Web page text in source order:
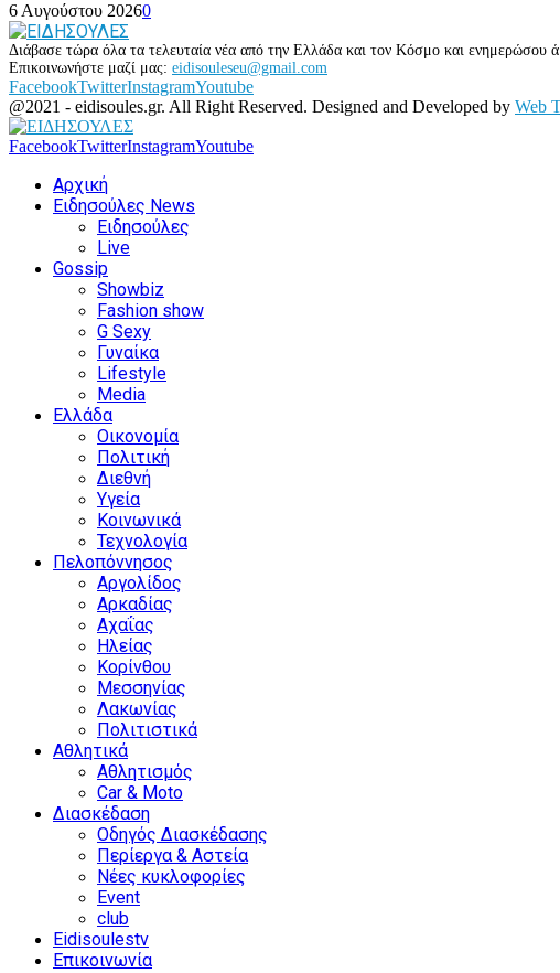
6 Αυγούστου 20260
Διάβασε τώρα όλα τα τελευταία νέα από την Ελλάδα και τον Κόσμο και ενημερώσου
Επικοινωνήστε μαζί μας: eidisouleseu@gmail.com
FacebookTwitterInstagramYoutube
@2021 - eidisoules.gr. All Right Reserved. Designed and Developed by Web
FacebookTwitterInstagramYoutube
Αρχική
Ειδησούλες News
Ειδησούλες
Live
Gossip
Showbiz
Fashion show
G Sexy
Γυναίκα
Lifestyle
Media
Ελλάδα
Οικονομία
Πολιτική
Διεθνή
Υγεία
Κοινωνικά
Τεχνολογία
Πελοπόννησος
Αργολίδος
Αρκαδίας
Αχαΐας
Ηλείας
Κορίνθου
Μεσσηνίας
Λακωνίας
Πολιτιστικά
Αθλητικά
Αθλητισμός
Car & Moto
Διασκέδαση
Οδηγός Διασκέδασης
Περίεργα & Αστεία
Νέες κυκλοφορίες
Event
club
Eidisoulestv
Επικοινωνία